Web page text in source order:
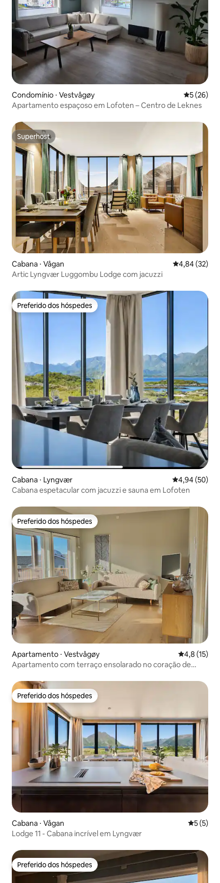
Condomínio ⋅ Vestvågøy 5 de uma
5 (26)
Apartamento espaçoso em Lofoten – Centro de Leknes
Superhost
Superhost
Cabana ⋅ Vågan 4,84 de uma
4,84 (32)
Artic Lyngvær Luggombu Lodge com jacuzzi
Preferido dos hóspedes
Preferido dos hóspedes
Cabana ⋅ Lyngvær 4,94 de uma
4,94 (50)
Cabana espetacular com jacuzzi e sauna em Lofoten
Preferido dos hóspedes
Preferido dos hóspedes
Apartamento ⋅ Vestvågøy 4,8 de uma
4,8 (15)
Apartamento com terraço ensolarado no coração de
Preferido dos hóspedes
Preferido dos hóspedes
Cabana ⋅ Vågan 5 de
5 (5)
Lodge 11 - Cabana incrível em Lyngvær
Preferido dos hóspedes
Preferido dos hóspedes